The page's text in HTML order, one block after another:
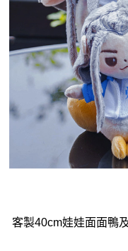
客製40cm娃娃面面鴨